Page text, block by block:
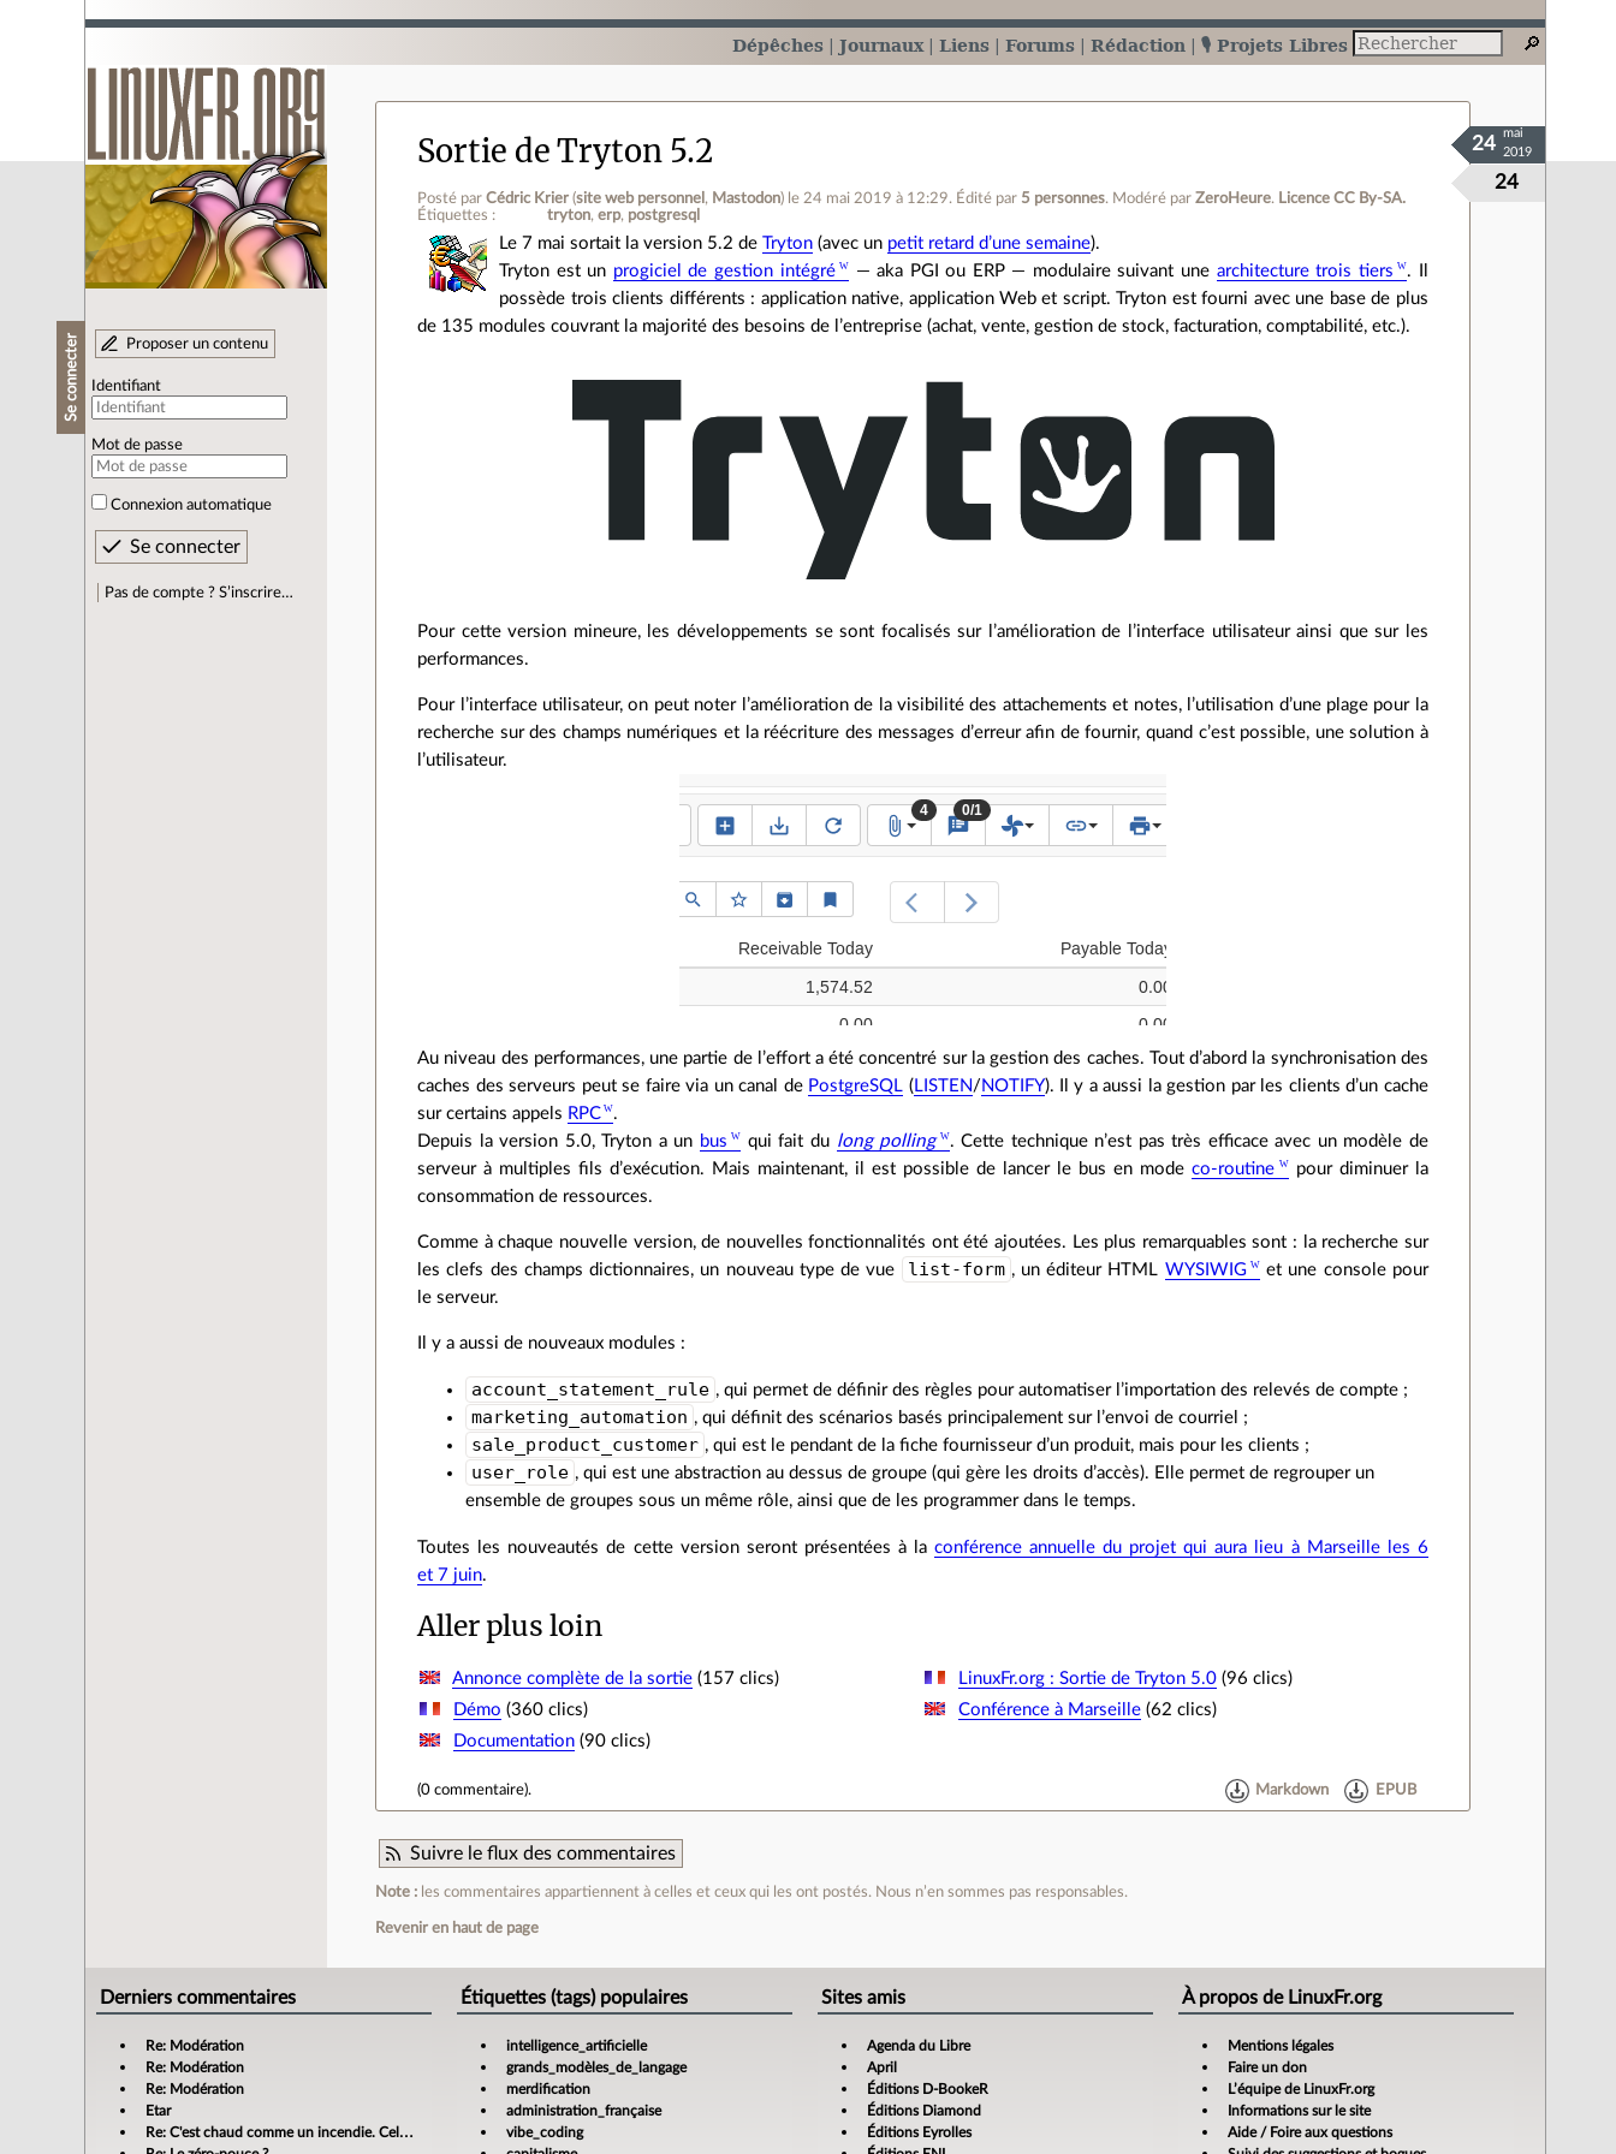
Dépêches Journaux Liens Forums Rédaction 🎙️ Projets Libres
Se connecter Proposer un contenu
Identifiant
Mot de passe
Connexion automatique
Pas de compte ? S’inscrire…
Sortie de Tryton 5.2
Posté parCédric Krier (site web personnel , Mastodon) le 24 mai 2019 à 12:29. Édité par 5 personnes. Modéré parZeroHeure. Licence CC By‑SA.
Étiquettes :
tryton erp postgresql
24
24
mai
2019
Le 7 mai sortait la version 5.2 deTryton (avec un petit retard d’une semaine).
Tryton est un progiciel de gestion intégré — aka PGI ou ERP — modulaire suivant une architecture trois tiers
. Il
possède trois clients différents : application native, application Web et script. Tryton est fourni avec une base de plus
de 135 modules couvrant la majorité des besoins de l’entreprise (achat, vente, gestion de stock, facturation, comptabilité, etc.).
Pour cette version mineure, les développements se sont focalisés sur l’amélioration de l’interface utilisateur ainsi que sur les
performances.
Pour l’interface utilisateur, on peut noter l’amélioration de la visibilité des attachements et notes, l’utilisation d’une plage pour la
recherche sur des champs numériques et la réécriture des messages d’erreur afin de fournir, quand c’est possible, une solution à
l’utilisateur.
Au niveau des performances, une partie de l’effort a été concentré sur la gestion des caches. Tout d’abord la synchronisation des
caches des serveurs peut se faire via un canal de PostgreSQL (LISTEN/NOTIFY). Il y a aussi la gestion par les clients d’un cache
sur certains appels RPC
.
Depuis la version 5.0, Tryton a un bus qui fait du long polling
. Cette technique n’est pas très efficace avec un modèle de
serveur à multiples fils d’exécution. Mais maintenant, il est possible de lancer le bus en mode co‐routine
pour diminuer la
consommation de ressources.
Comme à chaque nouvelle version, de nouvelles fonctionnalités ont été ajoutées. Les plus remarquables sont : la recherche sur
les clefs des champs dictionnaires, un nouveau type de vue
list-form , un éditeur HTML WYSIWIG
et une console pour
le serveur.
Il y a aussi de nouveaux modules :
account_statement_rule , qui permet de définir des règles pour automatiser l’importation des relevés de compte ;
marketing_automation , qui définit des scénarios basés principalement sur l’envoi de courriel ;
sale_product_customer , qui est le pendant de la fiche fournisseur d’un produit, mais pour les clients ;
user_role , qui est une abstraction au dessus de groupe (qui gère les droits d’accès). Elle permet de regrouper un
ensemble de groupes sous un même rôle, ainsi que de les programmer dans le temps.
Toutes les nouveautés de cette version seront présentées à la conférence annuelle du projet qui aura lieu à Marseille les 6
et 7 juin.
Aller plus loin
Annonce complète de la sortie(157 clics) LinuxFr.org : Sortie de Tryton 5.0 (96 clics)
Démo (360 clics) Conférence à Marseille (62 clics)
Documentation(90 clics)
(0 commentaire). Markdown EPUB
Suivre le flux des commentaires
Note : les commentaires appartiennent à celles et ceux qui les ont postés. Nous n’en sommes pas responsables.
Revenir en haut de page
Derniers commentaires
Re: Modération
Re: Modération
Re: Modération
Etar
Re: C'est chaud comme un incendie. Cela m'enrage!
Étiquettes (tags) populaires
intelligence_artificielle
grands_modèles_de_langage
merdification
administration_française
vibe_coding
Sites amis
Agenda du Libre
April
Éditions D-BookeR
Éditions Diamond
Éditions Eyrolles
À propos de LinuxFr.org
Mentions légales
Faire un don
L’équipe de LinuxFr.org
Informations sur le site
Aide / Foire aux questions